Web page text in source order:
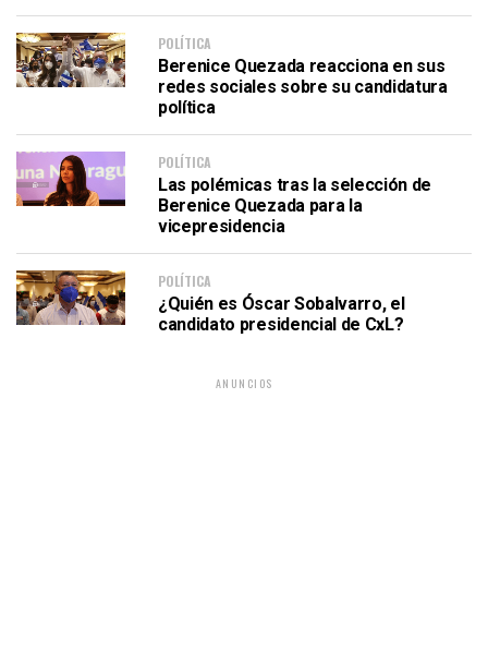
POLÍTICA
Berenice Quezada reacciona en sus
redes sociales sobre su candidatura
política
POLÍTICA
Las polémicas tras la selección de
Berenice Quezada para la
vicepresidencia
POLÍTICA
¿Quién es Óscar Sobalvarro, el
candidato presidencial de CxL?
ANUNCIOS